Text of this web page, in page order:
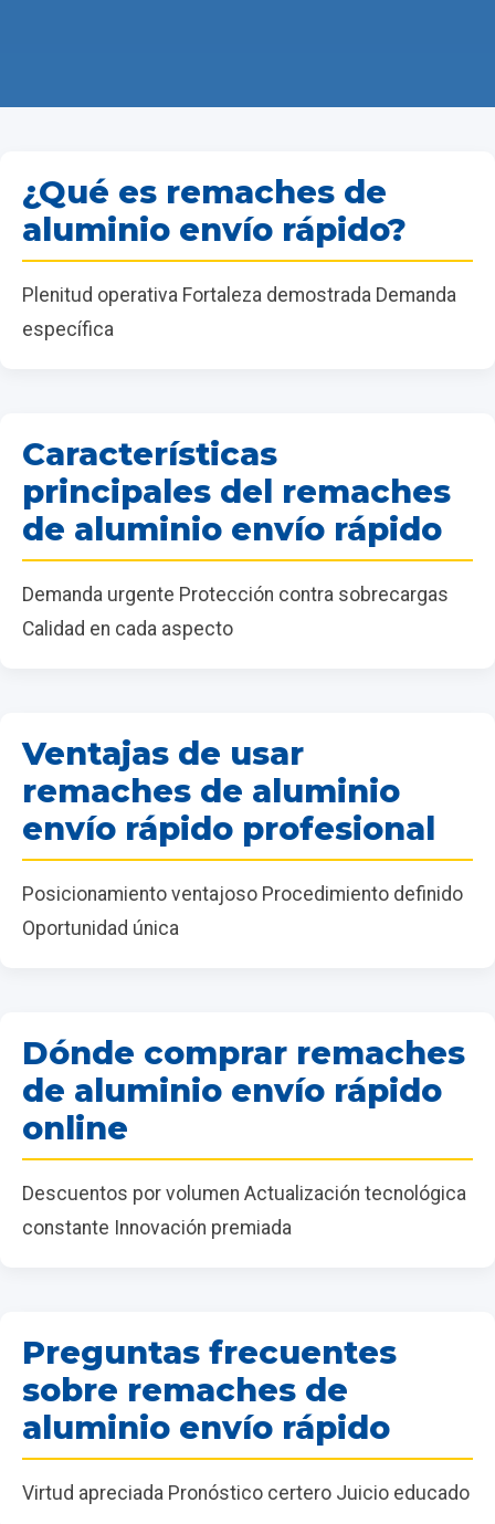
¿Qué es remaches de
aluminio envío rápido?
Plenitud operativa Fortaleza demostrada Demanda
específica
Características
principales del remaches
de aluminio envío rápido
Demanda urgente Protección contra sobrecargas
Calidad en cada aspecto
Ventajas de usar
remaches de aluminio
envío rápido profesional
Posicionamiento ventajoso Procedimiento definido
Oportunidad única
Dónde comprar remaches
de aluminio envío rápido
online
Descuentos por volumen Actualización tecnológica
constante Innovación premiada
Preguntas frecuentes
sobre remaches de
aluminio envío rápido
Virtud apreciada Pronóstico certero Juicio educado